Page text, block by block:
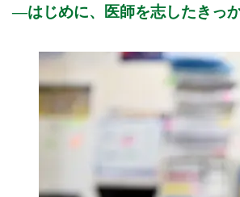
はじめに、医師を志したきっ